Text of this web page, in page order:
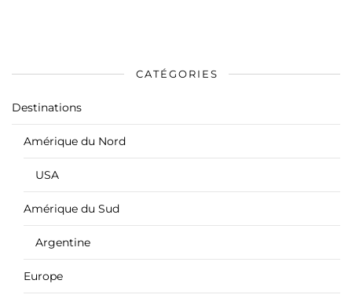
CATÉGORIES
Destinations
Amérique du Nord
USA
Amérique du Sud
Argentine
Europe